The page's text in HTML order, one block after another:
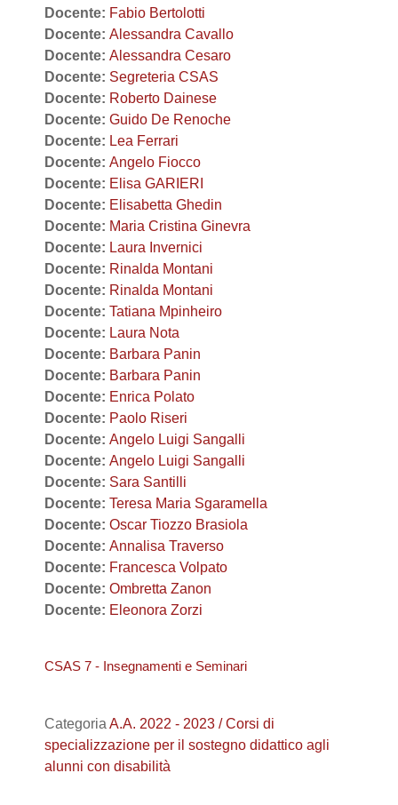
Docente: Fabio Bertolotti
Docente: Alessandra Cavallo
Docente: Alessandra Cesaro
Docente: Segreteria CSAS
Docente: Roberto Dainese
Docente: Guido De Renoche
Docente: Lea Ferrari
Docente: Angelo Fiocco
Docente: Elisa GARIERI
Docente: Elisabetta Ghedin
Docente: Maria Cristina Ginevra
Docente: Laura Invernici
Docente: Rinalda Montani
Docente: Rinalda Montani
Docente: Tatiana Mpinheiro
Docente: Laura Nota
Docente: Barbara Panin
Docente: Barbara Panin
Docente: Enrica Polato
Docente: Paolo Riseri
Docente: Angelo Luigi Sangalli
Docente: Angelo Luigi Sangalli
Docente: Sara Santilli
Docente: Teresa Maria Sgaramella
Docente: Oscar Tiozzo Brasiola
Docente: Annalisa Traverso
Docente: Francesca Volpato
Docente: Ombretta Zanon
Docente: Eleonora Zorzi
CSAS 7 - Insegnamenti e Seminari
Categoria A.A. 2022 - 2023 / Corsi di
specializzazione per il sostegno didattico agli
alunni con disabilità